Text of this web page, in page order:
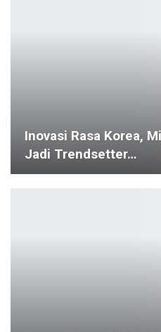
Inovasi Rasa Korea,
Jadi Trendsetter…